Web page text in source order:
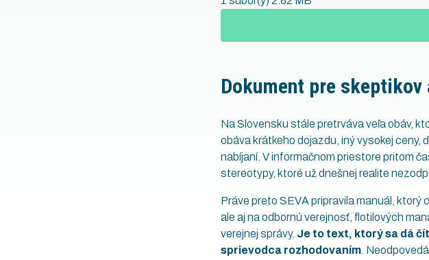
Dokument pre
Na Slovensku stále pretrváva veľa obáv,
obáva krátkeho dojazdu, iný vysokej ceny,
nabíjaní. V informačnom priestore pritom
stereotypy, ktoré už dnešnej realite
Práve preto SEVA pripravila manuál, ktorý
ale aj na odbornú verejnosť, flotilových
verejnej správy. Je to text, ktorý sa dá
sprievodca rozhodovaním .